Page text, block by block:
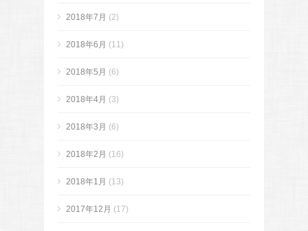
2018年7月 (2)
2018年6月 (11)
2018年5月 (6)
2018年4月 (3)
2018年3月 (6)
2018年2月 (16)
2018年1月 (13)
2017年12月 (17)